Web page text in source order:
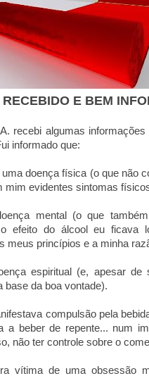
RECEBIDO E BEM
recebi algumas
informado que:
doença física (o que não
mim evidentes sintomas
mental (o que
efeito do álcool eu ficava
meus princípios e a minha
espiritual (e, apesar de
base da boa vontade).
compulsão pela
a beber de repente... num
não ter controle sobre o
vítima de uma obsessão